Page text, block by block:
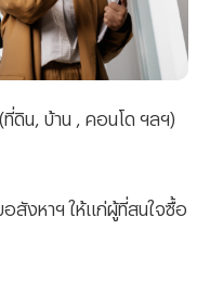
ดิน, บ้าน , คอนโด ฯลฯ)
อสังหาฯ ให้แก่ผู้ที่สนใจซื้อ